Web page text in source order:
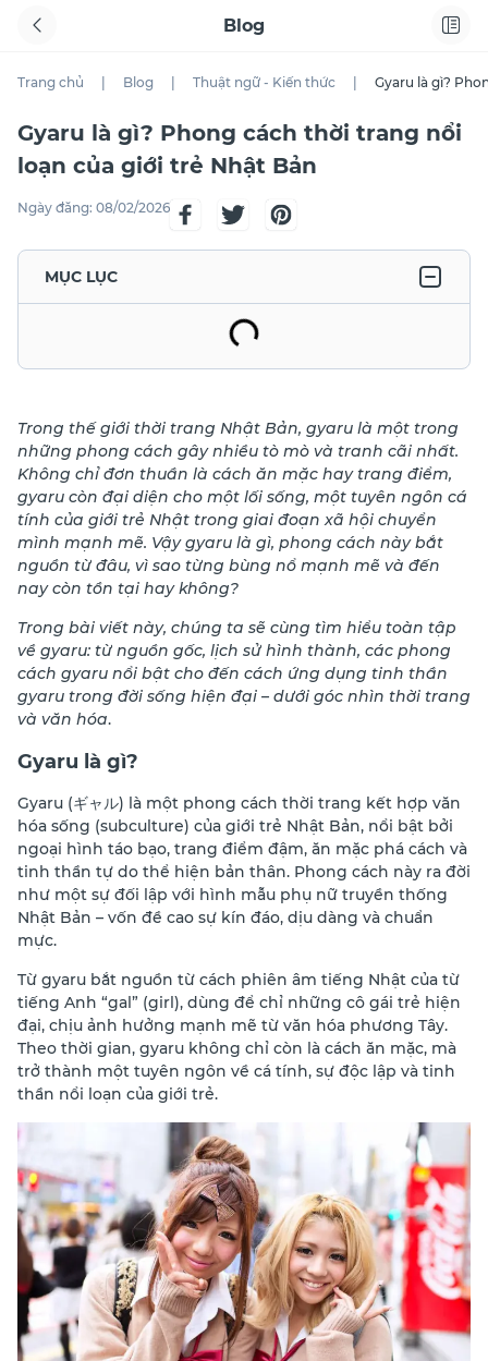
Blog
Trang chủ Blog Thuật ngữ - Kiến thức Gyaru là gì?
Gyaru là gì? Phong cách thời trang nổi
loạn của giới trẻ Nhật Bản
Ngày đăng: 08/02/2026
MỤC LỤC
Trong thế giới thời trang Nhật Bản, gyaru là một trong
những phong cách gây nhiều tò mò và tranh cãi nhất.
Không chỉ đơn thuần là cách ăn mặc hay trang điểm,
gyaru còn đại diện cho một lối sống, một tuyên ngôn cá
tính của giới trẻ Nhật trong giai đoạn xã hội chuyển
mình mạnh mẽ. Vậy gyaru là gì, phong cách này bắt
nguồn từ đâu, vì sao từng bùng nổ mạnh mẽ và đến
nay còn tồn tại hay không?
Trong bài viết này, chúng ta sẽ cùng tìm hiểu toàn tập
về gyaru: từ nguồn gốc, lịch sử hình thành, các phong
cách gyaru nổi bật cho đến cách ứng dụng tinh thần
gyaru trong đời sống hiện đại – dưới góc nhìn thời trang
và văn hóa.
Gyaru là gì?
Gyaru (ギャル) là một phong cách thời trang kết hợp văn
hóa sống (subculture) của giới trẻ Nhật Bản, nổi bật bởi
ngoại hình táo bạo, trang điểm đậm, ăn mặc phá cách và
tinh thần tự do thể hiện bản thân. Phong cách này ra đời
như một sự đối lập với hình mẫu phụ nữ truyền thống
Nhật Bản – vốn đề cao sự kín đáo, dịu dàng và chuẩn
mực.
Từ gyaru bắt nguồn từ cách phiên âm tiếng Nhật của từ
tiếng Anh “gal” (girl), dùng để chỉ những cô gái trẻ hiện
đại, chịu ảnh hưởng mạnh mẽ từ văn hóa phương Tây.
Theo thời gian, gyaru không chỉ còn là cách ăn mặc, mà
trở thành một tuyên ngôn về cá tính, sự độc lập và tinh
thần nổi loạn của giới trẻ.